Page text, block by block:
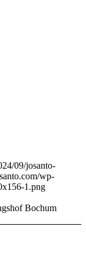
09/josanto-
wp-
1.png
Bochum